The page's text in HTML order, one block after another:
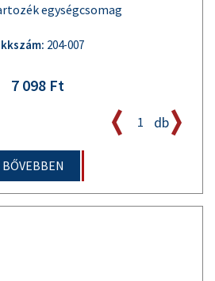
egységcsomag
204-007
7 098 Ft
db
BŐVEBBEN